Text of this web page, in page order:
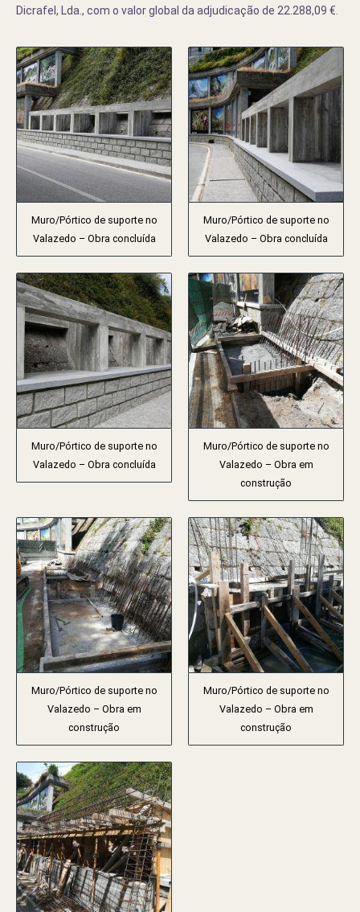
Dicrafel, Lda., com o valor global da adjudicação de 22.288,09 €.
Muro/Pórtico de suporte no
Valazedo – Obra concluída
Muro/Pórtico de suporte no
Valazedo – Obra concluída
Muro/Pórtico de suporte no
Valazedo – Obra concluída
Muro/Pórtico de suporte no
Valazedo – Obra em
construção
Muro/Pórtico de suporte no
Valazedo – Obra em
construção
Muro/Pórtico de suporte no
Valazedo – Obra em
construção